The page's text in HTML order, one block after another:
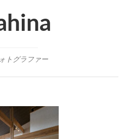
トグラファー